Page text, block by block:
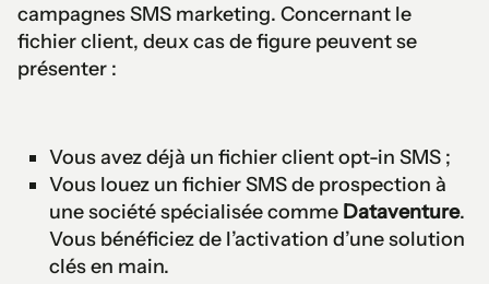
campagnes SMS marketing. Concernant le
fichier client, deux cas de figure peuvent se
présenter :
Vous avez déjà un fichier client opt-in SMS ;
Vous louez un fichier SMS de prospection à
une société spécialisée comme Dataventure.
Vous bénéficiez de l’activation d’une solution
clés en main.